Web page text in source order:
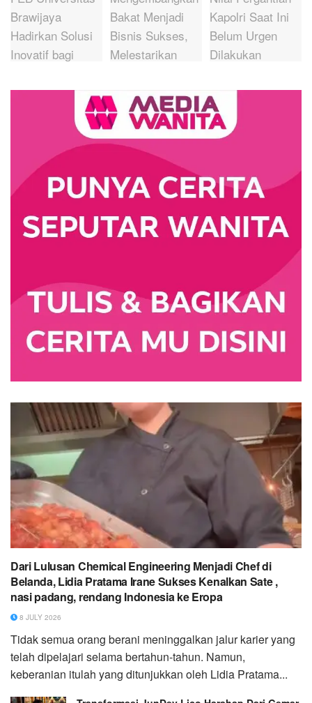
Dari Lulusan Chemical Engineering Menjadi Chef di
Belanda, Lidia Pratama Irane Sukses Kenalkan Sate ,
nasi padang, rendang Indonesia ke Eropa
8 JULY 2026
Tidak semua orang berani meninggalkan jalur karier yang
telah dipelajari selama bertahun-tahun. Namun,
keberanian itulah yang ditunjukkan oleh Lidia Pratama...